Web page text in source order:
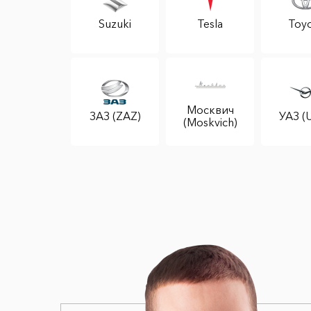
Suzuki Tesla
ЗАЗ (ZAZ)
Москвич
(Moskvich)
УАЗ